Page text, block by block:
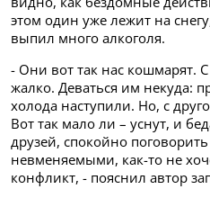
этом один уже лежит на
выпил много алкоголя.
- Они вот так нас кошмарят.
жалко. Деваться им некуда:
холода наступили. Но, с
Вот так мало ли – уснут, и
друзей, спокойно
невменяемыми, как-то не
конфликт, - пояснил автор